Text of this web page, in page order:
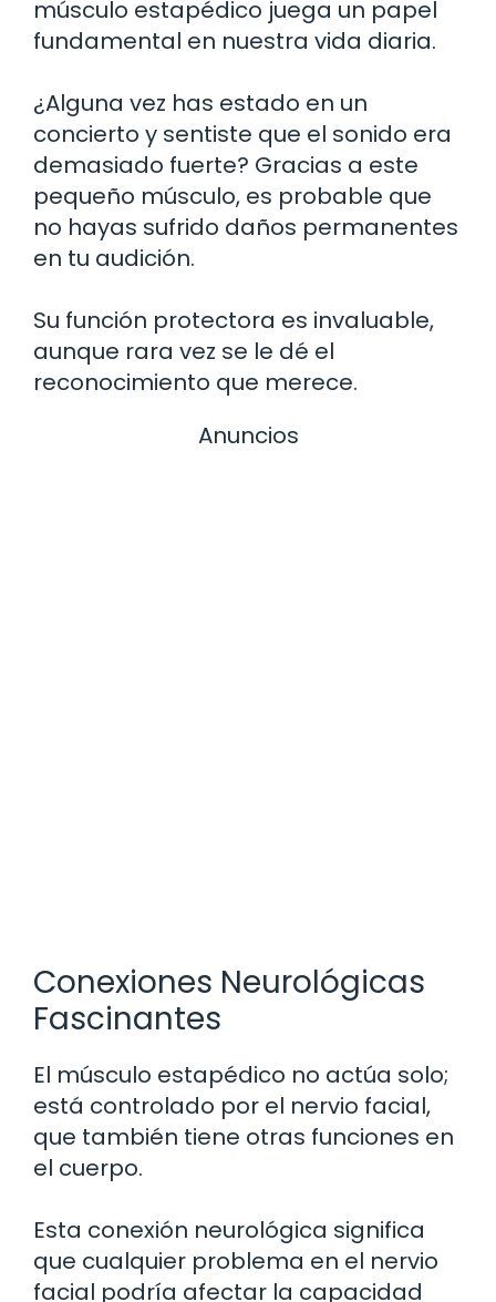
músculo estapédico juega un papel
fundamental en nuestra vida diaria.
¿Alguna vez has estado en un
concierto y sentiste que el sonido era
demasiado fuerte? Gracias a este
pequeño músculo, es probable que
no hayas sufrido daños permanentes
en tu audición.
Su función protectora es invaluable,
aunque rara vez se le dé el
reconocimiento que merece.
Anuncios
Conexiones Neurológicas
Fascinantes
El músculo estapédico no actúa solo;
está controlado por el nervio facial,
que también tiene otras funciones en
el cuerpo.
Esta conexión neurológica significa
que cualquier problema en el nervio
facial podría afectar la capacidad